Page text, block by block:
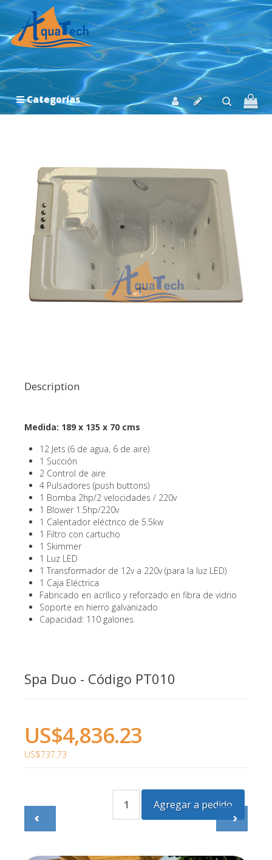
Categorías
Description
Medida: 189 x 135 x 70 cms
12 Jets (6 de agua, 6 de aire)
1 Succión
2 Control de aire
4 Pulsadores (push buttons)
1 Bomba 2hp/2 velocidades / 220v
1 Blower 1.5hp/220v
1 Calentador eléctrico de 5.5kw
1 Filtro con cartucho
1 Skimmer
1 Luz LED
1 Transformador de 12v a 220v (para la luz LED)
1 Caja Eléctrica
Fabricado en acrílico y reforzado en fibra de vidrio
Soporte en hierro galvanizado
Capacidad: 110 galones
Spa Duo - Código PT010
US$4,836.23
US$737.73